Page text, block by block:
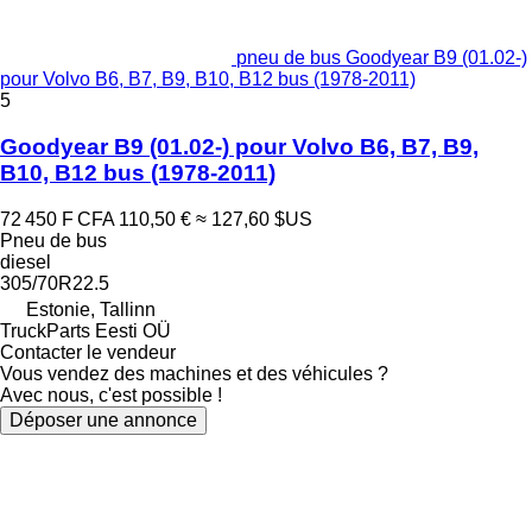
pneu de bus Goodyear B9 (01.02-)
pour Volvo B6, B7, B9, B10, B12 bus (1978-2011)
5
Goodyear B9 (01.02-) pour Volvo B6, B7, B9,
B10, B12 bus (1978-2011)
72 450 F CFA 110,50 € ≈ 127,60 $US
Pneu de bus
diesel
305/70R22.5
Estonie, Tallinn
TruckParts Eesti OÜ
Contacter le vendeur
Vous vendez des machines et des véhicules ?
Avec nous, c'est possible !
Déposer une annonce